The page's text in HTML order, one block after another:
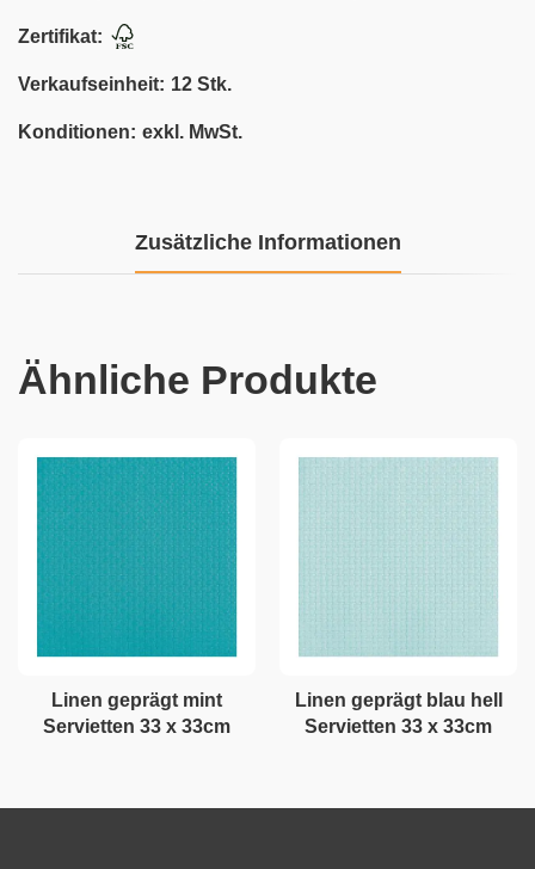
Zertifikat:
Verkaufseinheit: 12 Stk.
Konditionen: exkl. MwSt.
Zusätzliche Informationen
Ähnliche Produkte
Linen geprägt mint
Servietten 33 x 33cm
Linen geprägt blau hell
Servietten 33 x 33cm